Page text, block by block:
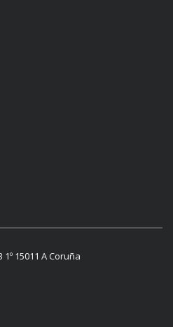
15011 A Coruña